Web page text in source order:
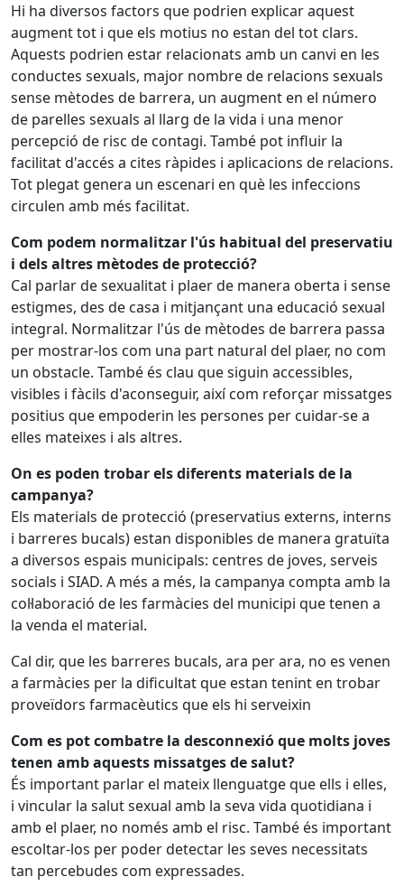
Hi ha diversos factors que podrien explicar aquest
augment tot i que els motius no estan del tot clars.
Aquests podrien estar relacionats amb un canvi en les
conductes sexuals, major nombre de relacions sexuals
sense mètodes de barrera, un augment en el número
de parelles sexuals al llarg de la vida i una menor
percepció de risc de contagi. També pot influir la
facilitat d'accés a cites ràpides i aplicacions de relacions.
Tot plegat genera un escenari en què les infeccions
circulen amb més facilitat.
Com podem normalitzar l'ús habitual del preservatiu
i dels altres mètodes de protecció?
Cal parlar de sexualitat i plaer de manera oberta i sense
estigmes, des de casa i mitjançant una educació sexual
integral. Normalitzar l'ús de mètodes de barrera passa
per mostrar-los com una part natural del plaer, no com
un obstacle. També és clau que siguin accessibles,
visibles i fàcils d'aconseguir, així com reforçar missatges
positius que empoderin les persones per cuidar-se a
elles mateixes i als altres.
On es poden trobar els diferents materials de la
campanya?
Els materials de protecció (preservatius externs, interns
i barreres bucals) estan disponibles de manera gratuïta
a diversos espais municipals: centres de joves, serveis
socials i SIAD. A més a més, la campanya compta amb la
col·laboració de les farmàcies del municipi que tenen a
la venda el material.
Cal dir, que les barreres bucals, ara per ara, no es venen
a farmàcies per la dificultat que estan tenint en trobar
proveïdors farmacèutics que els hi serveixin
Com es pot combatre la desconnexió que molts joves
tenen amb aquests missatges de salut?
És important parlar el mateix llenguatge que ells i elles,
i vincular la salut sexual amb la seva vida quotidiana i
amb el plaer, no només amb el risc. També és important
escoltar-los per poder detectar les seves necessitats
tan percebudes com expressades.